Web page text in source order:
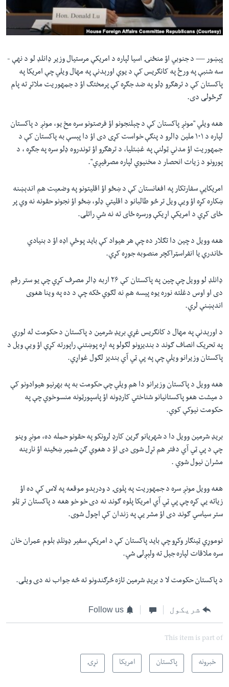
دلته
مخکې
لټون
واوړئ
اداریه
Learning English
FOLLOW US
پېښور — د جنوبي اؤ منځنۍ اسیا لپاره د امریکې مرستیال وزیر ډانلډ لو د نهې -
سه شنبې په ورځ په کانګریس کې د یوې اورېدنې په مهال ویلي چې امریکا په
پاکستان کې د ترهګرو ډلو په ضد جګړه کې پرمختګ اؤ د جمهوریت ملاتړ ته پام
ګرځولی دی.
هغه ویلي "مونږ پاکستان کې د چېلنجونو اؤ فرصتونو سره مخ یو، مونږ د پاکستان
لپاره د ۱۰۱ ملین ډالرو د پنګې خواست کړی دی اؤ دا پېسې به پاکستان کې د
جمهوریت اؤ مدني ټولنې په غښتلیا، د ترهګرو اؤ توندروه ډلو سره په جګړه ، د
پورونو د زیات انحصار د مخنیوي لپاره مصرفیږي".
امریکایي سفارتکار په افغانستان کې د ښځو اؤ اقلیتونو په وضعیت هم اندېښنه
ښکاره کړه اؤ ويې ویل تر څو طالبانو د اقلیتي ډلو، ښځو اؤ نجونو حقونه نه وي پر
ځای کړي د امریکې اړیکې ورسره ځای ته نه شي راتلی.
هغه وویل د چین دا تګلار ده چې هر هیواد کې باید پوځي اډه اؤ د بنیادي
ځاندرې یا انفراسټراکچر منصوبه جوړه کړي.
ډانلډ لو وویل چې چین په پاکستان کې ۲۶ اربه ډالر مصرف کړي چې یو ستر رقم
دی او اوس دغلته نوره یوه پیسه هم نه لګوي ځکه چې د ده په وینا هغوی
اندېښنې لري.
د اورېدنې په مهال د کانګریس غړي بریډ شرمین د پاکستان د حکومت له لوري
په تحریک انصاف ګوند د بندیزونو لګولو په اړه پوښتنې راپورته کړې اؤ ويې ویل د
پاکستان وزیرانو ویلي چې په پي ټي آي بندیز لګول غواړي.
هغه وویل د پاکستان وزیرانو دا هم ویلي چې حکومت به په بهرنیو هیوادونو کې
د میشت هغو پاکستانیانو شناختي کارډونه اؤ پاسپورټونه منسوخوي چې په
حکومت نیوکې کوي.
بریډ شرمین وویل دا د شهریانو ګرین کارډ لرونکو په حقونو حمله ده، مونږ وینو
چې د پي ټي آي دفتر هم تړل شوی دی اؤ د هغوي ګڼ شمیر ښځینه اؤ نارینه
مشران نیول شوي .
هغه وویل مونږ سره د جمهوریت په پلوۍ د ودرېدو موقعه په لاس کې ده اؤ
زیاته یې کړه چې پي ټي آي امریکا پلوه ګوند نه دی خو خو هغه د پاکستان تر ټلو
ستر سیاسي ګوند دی اؤ مشر یې په زندان کې اچول شوی.
نوموړي ټینګار وکړو چې باید پاکستان کې د امریکې سفیر ډونلډ بلوم عمران خان
سره ملاقات لپاره جېل ته ولېږلی شي.
د پاکستان حکومت لا د بریډ شرمین تازه څرګندونو ته څه جواب نه دی ویلی.
شریکول Follow us
This item is part of
خبرونه پاکستان امریکا نړۍ